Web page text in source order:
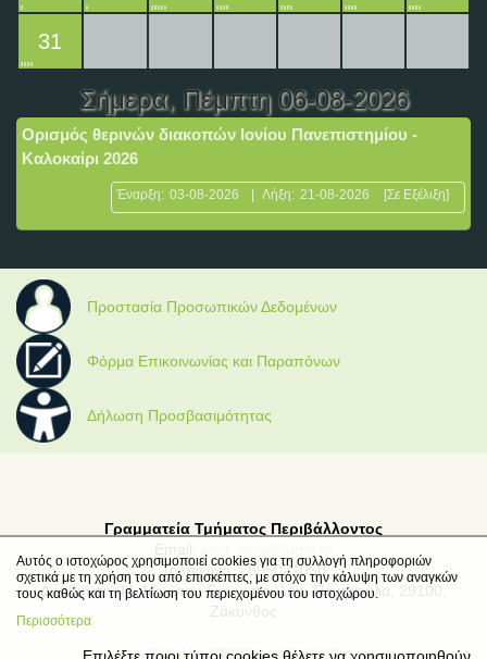
31
Σήμερα, Πέμπτη 06-08-2026
Ορισμός θερινών διακοπών Ιονίου Πανεπιστημίου -
Καλοκαίρι 2026
Έναρξη: 03-08-2026 Λήξη: 21-08-2026 [Σε Εξέλιξη]
Προστασία Προσωπικών Δεδομένων
Φόρμα Επικοινωνίας και Παραπόνων
Δήλωση Προσβασιμότητας
Γραμματεία Τμήματος Περιβάλλοντος
Email:
Τηλέφωνο: 2695021050
Διεύθυνση: Μ. Μινώτου-Γιαννοπούλου, Παναγούλα, 29100,
Ζάκυνθος
ΤΜΗΜΑ ΠΕΡΙΒΑΛΛΟΝΤΟΣ
Αυτός ο ιστοχώρος χρησιμοποιεί cookies για τη συλλογή πληροφοριών
σχετικά με τη χρήση του από επισκέπτες, με στόχο την κάλυψη των αναγκών
τους καθώς και τη βελτίωση του περιεχομένου του ιστοχώρου.
Περισσότερα